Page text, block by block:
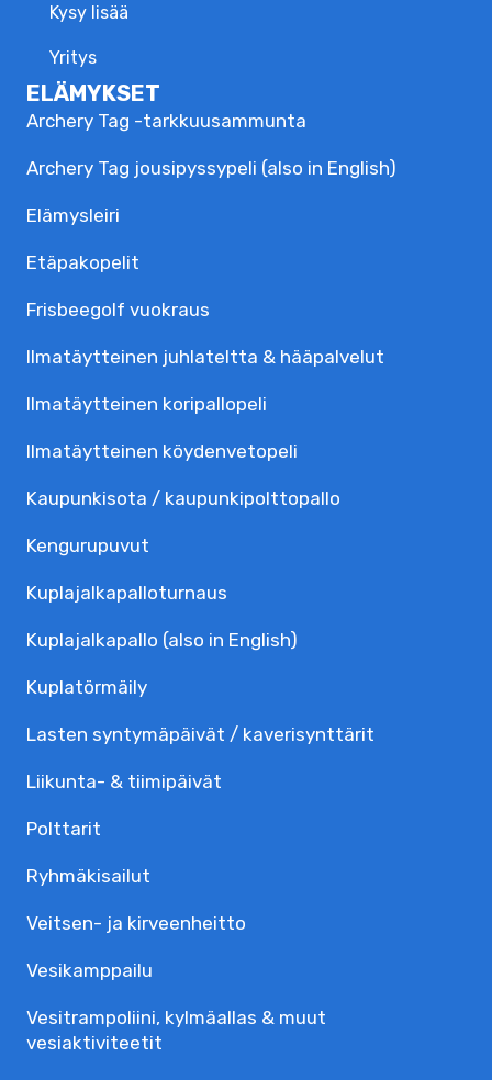
Kysy lisää
Yritys
ELÄMYKSET
Archery Tag -tarkkuusammunta
Archery Tag jousipyssypeli (also in English)
Elämysleiri
Etäpakopelit
Frisbeegolf vuokraus
Ilmatäytteinen juhlateltta & hääpalvelut
Ilmatäytteinen koripallopeli
Ilmatäytteinen köydenvetopeli
Kaupunkisota / kaupunkipolttopallo
Kengurupuvut
Kuplajalka­palloturnaus
Kuplajalkapallo (also in English)
Kuplatörmäily
Lasten syntymäpäivät / kaverisynttärit
Liikunta- & tiimipäivät
Polttarit
Ryhmäkisailut
Veitsen- ja kirveenheitto
Vesikamppailu
Vesitrampoliini, kylmäallas & muut
vesiaktiviteetit